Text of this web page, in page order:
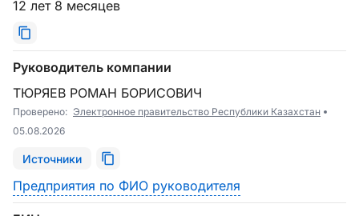
12 лет 8 месяцев
Руководитель компании
ТЮРЯЕВ РОМАН БОРИСОВИЧ
Проверено: Электронное правительство Республики Казахстан
05.08.2026
Источники
Предприятия по ФИО руководителя